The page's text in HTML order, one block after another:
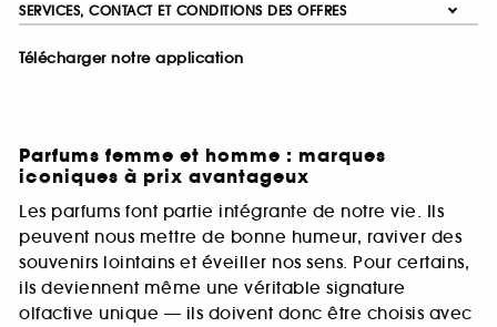
SERVICES, CONTACT ET CONDITIONS DES OFFRES
Télécharger notre application
Parfums femme et homme : marques
iconiques à prix avantageux
Les parfums font partie intégrante de notre vie. Ils
peuvent nous mettre de bonne humeur, raviver des
souvenirs lointains et éveiller nos sens. Pour certains,
ils deviennent même une véritable signature
olfactive unique — ils doivent donc être choisis avec